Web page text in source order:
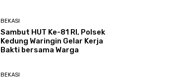
BEKASI
Sambut HUT Ke-81 RI, Polsek
Kedung Waringin Gelar Kerja
Bakti bersama Warga
BEKASI